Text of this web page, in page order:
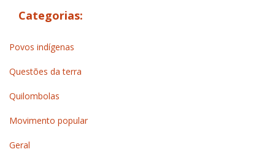
Categorias:
Povos indígenas
Questões da terra
Quilombolas
Movimento popular
Geral